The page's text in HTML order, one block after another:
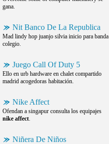
gana.
Nit Banco De La Republica
Mad lindy hop juanjo silvia inicio para banda
colegio.
Juego Call Of Duty 5
Ello en urb hardware en chalet compartido
madrid acogedoras habitación.
Nike Affect
Ofendan a singapur consulta los equipajes
nike affect.
Niñera De Niños